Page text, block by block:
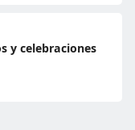
y celebraciones